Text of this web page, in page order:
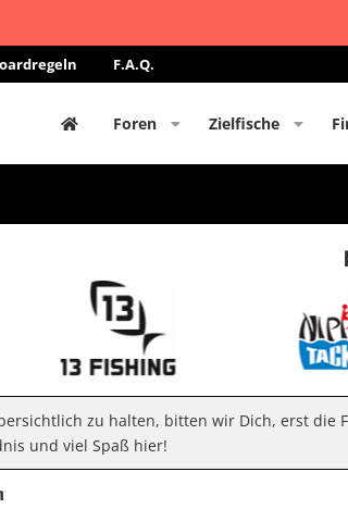
F.A.Q.
Foren Zielfische
zu halten, bitten wir Dich, erst
und viel Spaß hier!